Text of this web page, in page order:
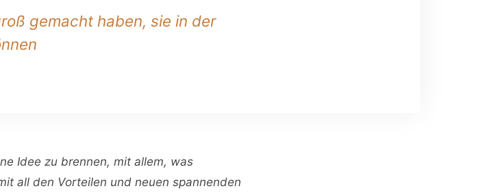
gemacht haben, sie in der
Idee zu brennen, mit allem, was
all den Vorteilen und neuen spannenden